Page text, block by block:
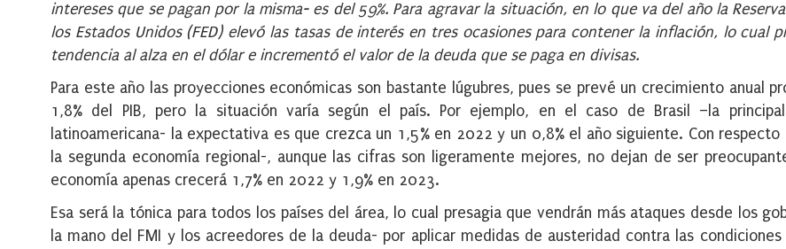
intereses que se pagan por la misma- es del 59%. Para agravar la situación, en lo que va del año la
los Estados Unidos (FED) elevó las tasas de interés en tres ocasiones para contener la inflación, lo cual
tendencia al alza en el dólar e incrementó el valor de la deuda que se paga en divisas.
Para este año las proyecciones económicas son bastante lúgubres, pues se prevé un crecimiento anual
1,8% del PIB, pero la situación varía según el país. Por ejemplo, en el caso de Brasil –la
latinoamericana- la expectativa es que crezca un 1,5% en 2022 y un 0,8% el año siguiente. Con respecto
la segunda economía regional-, aunque las cifras son ligeramente mejores, no dejan de ser
economía apenas crecerá 1,7% en 2022 y 1,9% en 2023.
Esa será la tónica para todos los países del área, lo cual presagia que vendrán más ataques desde los
la mano del FMI y los acreedores de la deuda- por aplicar medidas de austeridad contra las